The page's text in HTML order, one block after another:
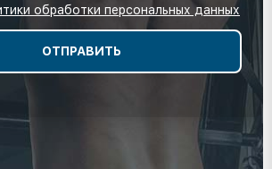
обработки персональных данных